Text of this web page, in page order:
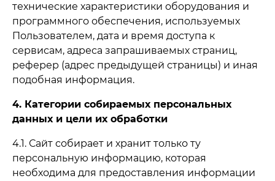
технические характеристики оборудования и
программного обеспечения, используемых
Пользователем, дата и время доступа к
сервисам, адреса запрашиваемых страниц,
реферер (адрес предыдущей страницы) и иная
подобная информация.
4. Категории собираемых персональных
данных и цели их обработки
4.1. Сайт собирает и хранит только ту
персональную информацию, которая
необходима для предоставления информации